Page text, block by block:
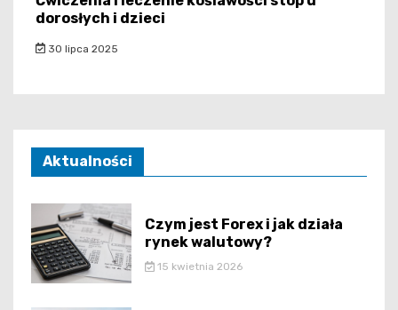
dorosłych i dzieci
30 lipca 2025
Aktualności
Czym jest Forex i jak działa
rynek walutowy?
15 kwietnia 2026